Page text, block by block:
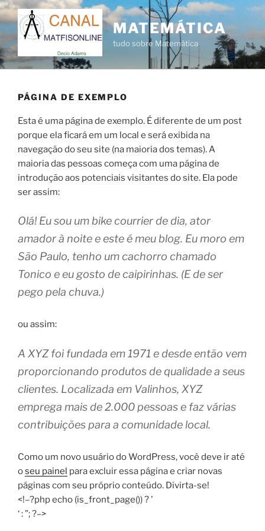
Pular
para
o
conteúdo
MATEMÁTICA
tudo sobre Matemática
PÁGINA DE EXEMPLO
Esta é uma página de exemplo. É diferente de um post
porque ela ficará em um local e será exibida na
navegação do seu site (na maioria dos temas). A
maioria das pessoas começa com uma página de
introdução aos potenciais visitantes do site. Ela pode
ser assim:
Olá! Eu sou um bike courrier de dia, ator
amador à noite e este é meu blog. Eu moro em
São Paulo, tenho um cachorro chamado
Tonico e eu gosto de caipirinhas. (E de ser
pego pela chuva.)
ou assim:
A XYZ foi fundada em 1971 e desde então vem
proporcionando produtos de qualidade a seus
clientes. Localizada em Valinhos, XYZ
emprega mais de 2.000 pessoas e faz várias
contribuições para a comunidade local.
Como um novo usuário do WordPress, você deve ir até
oseu painel para excluir essa página e criar novas
páginas com seu próprio conteúdo. Divirta-se!
<!–?php echo (is_front_page()) ? '
‘ : ”; ?–>